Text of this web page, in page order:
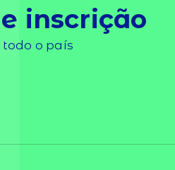
inscrição
todo o país